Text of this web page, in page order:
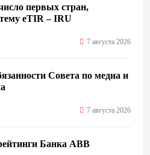
первых стран,
eTIR – IRU
7 августа 2026
Совета по медиа и
7 августа 2026
Банка ABB